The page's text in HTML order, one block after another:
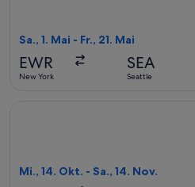
Sa., 1. Mai - Fr., 21. Mai
EWR
New York
SEA
Seattle
Mi., 14. Okt. - Sa., 14. Nov.